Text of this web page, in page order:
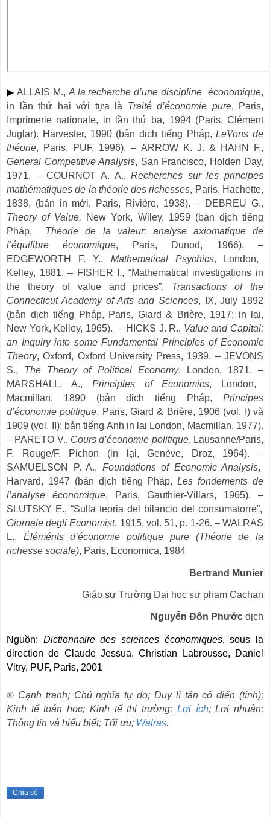
▶ ALLAIS M., A la recherche d’une discipline économique,
in lần thứ hai với tựa là Traité d’économie pure, Paris,
Imprimerie nationale, in lần thứ ba, 1994 (Paris, Clément
Juglar). Harvester, 1990 (bản dịch tiếng Pháp,LeVons de
théorie, Paris, PUF, 1996).– ARROW K. J. & HAHN F.,
General Competitive Analysis, San Francisco, Holden Day,
1971. –COURNOT A. A.,Recherches sur les principes
mathématiques de la théorie des richesses, Paris, Hachette,
1838, (bản in mới, Paris, Rivière, 1938).– DEBREU G.,
Theory of Value, New York, Wiley, 1959 (bản dịch tiếng
Pháp,
Théorie de la valeur: analyse axiomatique de
l’équilibre économique, Paris, Dunod, 1966).–
EDGEWORTH F. Y., Mathematical Psychics, London,
Kelley, 1881.– FISHER I., “Mathematical investigations in
the theory of value and prices”, Transactions of the
Connecticut Academy of Arts and Sciences, IX, July 1892
(bản dịch tiếng Pháp, Paris, Giard & Brière, 1917; in lại,
New York, Kelley, 1965). –HICKS J. R., Value and Capital:
an Inquiry into some Fundamental Principles of Economic
Theory, Oxford, Oxford University Press, 1939. –JEVONS
S., The Theory of Political Economy, London, 1871. –
MARSHALL, A., Principles of Economics, London,
Macmillan, 1890 (bản dịch tiếng Pháp, Principes
d’économie politique, Paris, Giard & Brière, 1906 (vol.
I) và
1909 (vol. II); bản tiếng Anh in lại London, Macmillan, 1977).
– PARETO V., Cours d’économie politique, Lausanne/Paris,
F. Rouge/F. Pichon (in lại, Genève, Droz, 1964). –
SAMUELSON P. A., Foundations of Economic Analysis,
Harvard, 1947 (bản dịch tiếng Pháp,Les fondements de
l’analyse économique, Paris, Gauthier-Villars, 1965). –
SLUTSKY E., “Sulla teoria del bilancio del consumatorre”,
Giornale degli Economist, 1915, vol. 51, p. 1-26. –WALRAS
L., Éléménts d’économie politique pure (Théorie de la
richesse sociale), Paris, Economica, 1984
Bertrand Munier
Giáo sư Trường Đại học sư phạm Cachan
Nguyễn Đôn Phước dịch
Nguồn: Dictionnaire des sciences économiques, sous la
direction de Claude Jessua, Christian Labrousse, Daniel
Vitry, PUF, Paris, 2001
® Cạnh tranh; Chủ nghĩa tự do; Duy lí tân cổ điển (tính);
Kinh tế toán học; Kinh tế thị trường; Lợi ích; Lợi nhuận;
Thông tin và hiểu biết; Tối ưu; Walras.
Chia sẻ